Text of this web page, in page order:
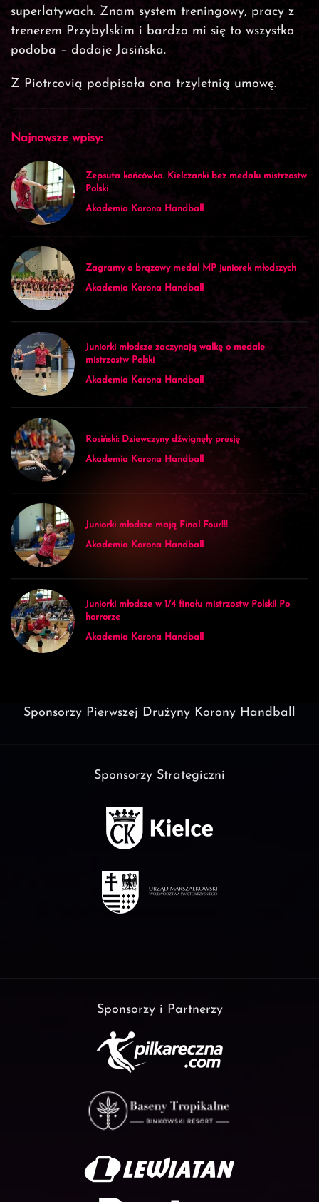
superlatywach. Znam system treningowy, pracy z
trenerem Przybylskim i bardzo mi się to wszystko
podoba – dodaje Jasińska.
Z Piotrcovią podpisała ona trzyletnią umowę.
Najnowsze wpisy:
Zepsuta końcówka. Kielczanki bez medalu mistrzostw
Polski
Akademia Korona Handball
Zagramy o brązowy medal MP juniorek młodszych
Akademia Korona Handball
Juniorki młodsze zaczynają walkę o medale
mistrzostw Polski
Akademia Korona Handball
Rosiński: Dziewczyny dźwignęły presję
Akademia Korona Handball
Juniorki młodsze mają Final Four!!!
Akademia Korona Handball
Juniorki młodsze w 1/4 finału mistrzostw Polski! Po
horrorze
Akademia Korona Handball
Sponsorzy Pierwszej Drużyny Korony Handball
Sponsorzy Strategiczni
Sponsorzy i Partnerzy